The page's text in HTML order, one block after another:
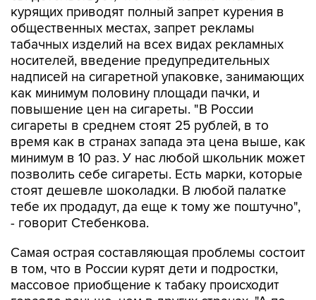
курящих приводят полный запрет курения в
общественных местах, запрет рекламы
табачных изделий на всех видах рекламных
носителей, введение предупредительных
надписей на сигаретной упаковке, занимающих
как минимум половину площади пачки, и
повышение цен на сигареты. "В России
сигареты в среднем стоят 25 рублей, в то
время как в странах запада эта цена выше, как
минимум в 10 раз. У нас любой школьник может
позволить себе сигареты. Есть марки, которые
стоят дешевле шоколадки. В любой палатке
тебе их продадут, да еще к тому же поштучно",
- говорит Стебенкова.
Самая острая составляющая проблемы состоит
в том, что в России курят дети и подростки,
массовое приобщение к табаку происходит